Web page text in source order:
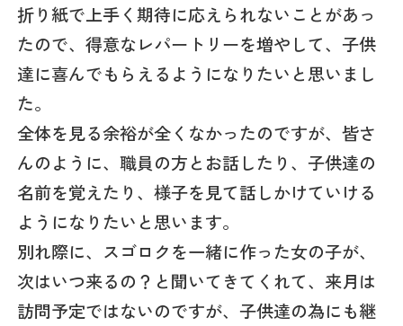
折り紙で上手く期待に応えられないことがあっ
たので、得意なレパートリーを増やして、子供
達に喜んでもらえるようになりたいと思いまし
た。
全体を見る余裕が全くなかったのですが、皆さ
んのように、職員の方とお話したり、子供達の
名前を覚えたり、様子を見て話しかけていける
ようになりたいと思います。
別れ際に、スゴロクを一緒に作った女の子が、
次はいつ来るの？と聞いてきてくれて、来月は
訪問予定ではないのですが、子供達の為にも継